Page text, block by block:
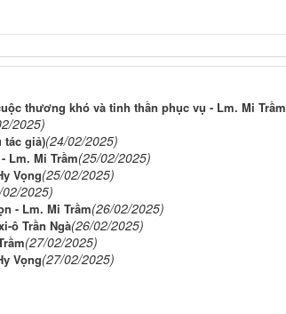
thương khó và tinh thần phục vụ - Lm. Mi Trầm
2025)
tác giả)(24/02/2025)
Lm. Mi Trầm(25/02/2025)
Vọng(25/02/2025)
2025)
- Lm. Mi Trầm(26/02/2025)
ô Trần Ngà(26/02/2025)
(27/02/2025)
Vọng(27/02/2025)